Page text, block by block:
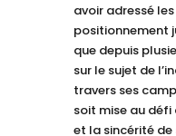
avoir adressé
positionnement
que depuis
sur le sujet de
travers ses
soit mise au
et la sincérité